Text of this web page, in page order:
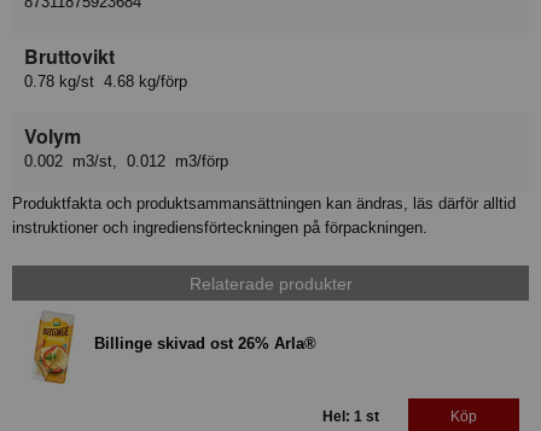
Bruttovikt
0.78 kg/st 4.68 kg/förp
Volym
0.002 m3/st, 0.012 m3/förp
Produktfakta och produktsammansättningen kan ändras, läs därför alltid
instruktioner och ingrediensförteckningen på förpackningen.
Relaterade produkter
Billinge skivad ost 26% Arla®
Hel: 1 st Köp